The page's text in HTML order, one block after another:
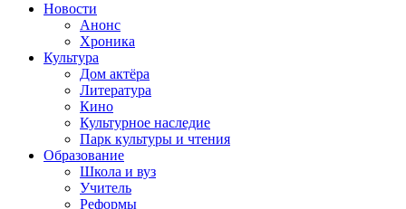
Новости
Анонс
Хроника
Культура
Дом актёра
Литература
Кино
Культурное наследие
Парк культуры и чтения
Образование
Школа и вуз
Учитель
Реформы